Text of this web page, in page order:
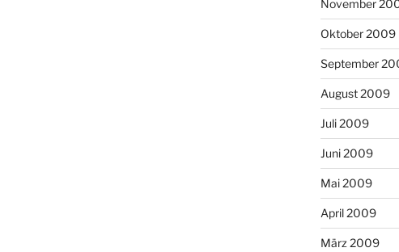
November
Oktober 2009
September
August 2009
Juli 2009
Juni 2009
Mai 2009
April 2009
März 2009